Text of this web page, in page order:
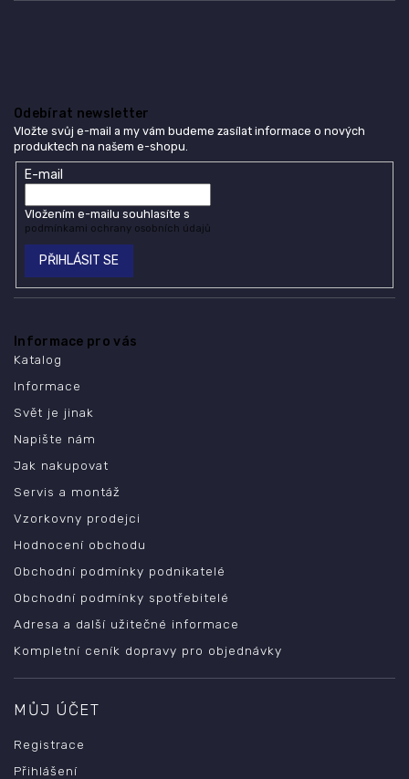
Odebírat newsletter
Vložte svůj e-mail a my vám budeme zasílat informace o nových
produktech na našem e-shopu.
E-mail
Vložením e-mailu souhlasíte s
podmínkami ochrany osobních údajů
PŘIHLÁSIT SE
Informace pro vás
Katalog
Informace
Svět je jinak
Napište nám
Jak nakupovat
Servis a montáž
Vzorkovny prodejci
Hodnocení obchodu
Obchodní podmínky podnikatelé
Obchodní podmínky spotřebitelé
Adresa a další užitečné informace
Kompletní ceník dopravy pro objednávky
MŮJ ÚČET
Registrace
Přihlášení